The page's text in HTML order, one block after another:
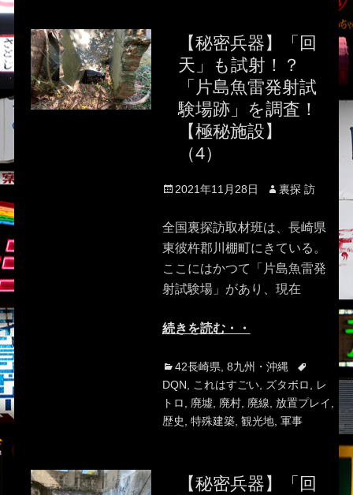
【秘密兵器】「回
天」も試射！？
「片島魚雷発射試
験場跡」を調査！
【極秘施設】
（4）
Posted
2021年11月28日 Author
裏探 訪
全国裏探訪取材班は、長崎県
東彼杵郡川棚町にきている。
ここにはかつて「片島魚雷発
射試験場」があり、現在
続きを読む・・
Categories
42長崎県 8九州・沖縄
Tags
DQN
これはすごい, ズタボロ
レ
トロ
廃墟 廃村, 廃線 放置プレイ
歴史
特殊建築, 観光地, 軍事
【秘密兵器】「回